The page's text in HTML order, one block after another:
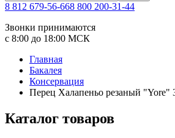
8 812 679-56-668 800 200-31-44
Звонки принимаются
с 8:00 до 18:00 МСК
Главная
Бакалея
Консервация
Перец Халапеньо резаный "Yore"
Каталог товаров